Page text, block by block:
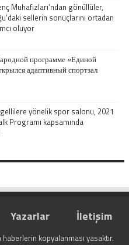
Muhafızları’ndan gönüllüler,
sellerin sonuçlarını ortadan
oluyor
программе «Единой
адаптивный спортзал
yönelik spor salonu, 2021
Programı kapsamında
Yazarlar İletişim
kopyalanması yasaktır.